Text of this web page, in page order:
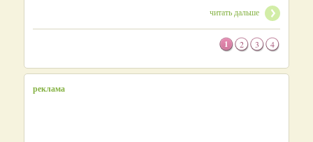
читать дальше
1 2 3 4
реклама